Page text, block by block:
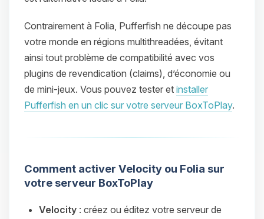
Contrairement à Folia, Pufferfish ne découpe pas
votre monde en régions multithreadées, évitant
ainsi tout problème de compatibilité avec vos
plugins de revendication (claims), d’économie ou
de mini-jeux. Vous pouvez tester et installer
Pufferfish en un clic sur votre serveur BoxToPlay.
Comment activer Velocity ou Folia sur
votre serveur BoxToPlay
Velocity : créez ou éditez votre serveur de